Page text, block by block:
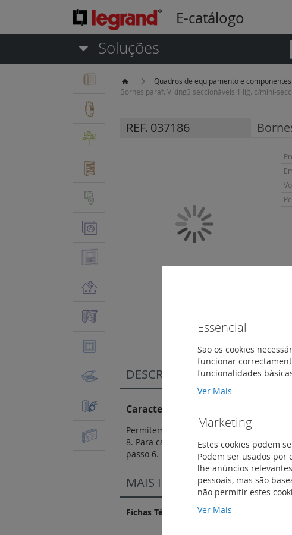
E-catálogo
Soluções
Quadros de equipamento e
Bornes paraf. Viking3 seccionáveis 1 lig. c/mini-
REF. 037186
de
imagens
DESCRIÇÃO
Características do Produto
Permitem efetuar a ligação elétrica
8. Para calhas prof. 15 mm, EN 60715
passo 6. Circuito não cortado pelo
MAIS INFORMAÇÃO
Fichas Técnicas
Essencial
São os cookies
funcionar
funcionalidades
Ver Mais
Marketing
Estes cookies podem
Podem ser usados
lhe anúncios
pessoais, mas são
não permitir estes
Ver Mais